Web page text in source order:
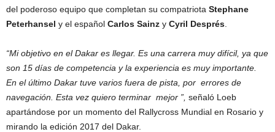
del poderoso equipo que completan su compatriota Stephane
Peterhansel y el español Carlos Sainz y Cyril Després
“Mi objetivo en el Dakar es llegar. Es una carrera muy difícil, ya que
son 15 días de competencia y la experiencia es muy importante.
En el último Dakar tuve varios fuera de pista, por errores de
navegación. Esta vez quiero terminar mejor ”, señaló Loeb
apartándose por un momento del Rallycross Mundial en Rosario y
mirando la edición 2017 del Dakar.